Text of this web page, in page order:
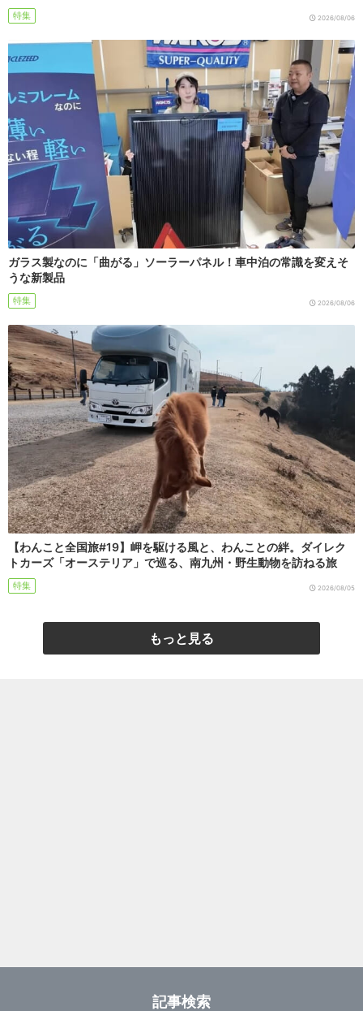
特集 2026/08/06
ガラス製なのに「曲がる」ソーラーパネル！車中泊の常識を変えそ
うな新製品
特集 2026/08/06
【わんこと全国旅#19】岬を駆ける風と、わんことの絆。ダイレク
トカーズ「オーステリア」で巡る、南九州・野生動物を訪ねる旅
特集 2026/08/05
もっと見る
記事検索